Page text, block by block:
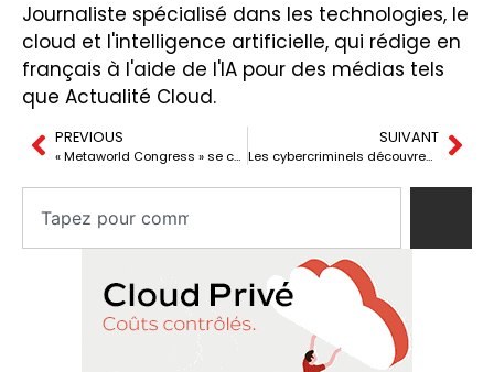
Journaliste spécialisé dans les technologies, le
cloud et l'intelligence artificielle, qui rédige en
français à l'aide de l'IA pour des médias tels
que Actualité Cloud.
PREVIOUS
« Metaworld Congress » se consolide comme le congrès professionnel du secteur technologique en Espagne dans sa deuxième édition.
SUIVANT
Les cybercriminels découvrent une nouvelle méthode d’infection en chaîne pour distribuer Remcos.